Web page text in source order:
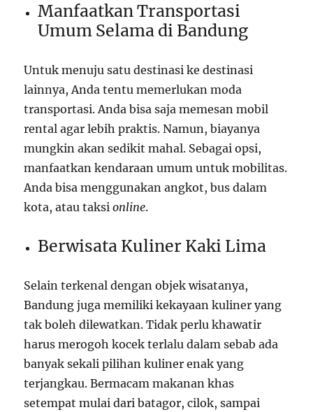
Manfaatkan Transportasi
Umum Selama di Bandung
Untuk menuju satu destinasi ke destinasi
lainnya, Anda tentu memerlukan moda
transportasi. Anda bisa saja memesan mobil
rental agar lebih praktis. Namun, biayanya
mungkin akan sedikit mahal. Sebagai opsi,
manfaatkan kendaraan umum untuk mobilitas.
Anda bisa menggunakan angkot, bus dalam
kota, atau taksionline.
Berwisata Kuliner Kaki Lima
Selain terkenal dengan objek wisatanya,
Bandung juga memiliki kekayaan kuliner yang
tak boleh dilewatkan. Tidak perlu khawatir
harus merogoh kocek terlalu dalam sebab ada
banyak sekali pilihan kuliner enak yang
terjangkau. Bermacam makanan khas
setempat mulai dari batagor, cilok, sampai